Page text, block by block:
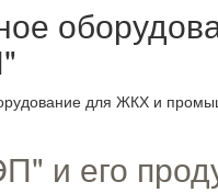
для ЖКХ и
и его